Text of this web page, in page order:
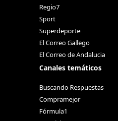
Regio7
Sport
Superdeporte
El Correo Gallego
El Correo de Andalucia
Canales temáticos
Buscando Respuestas
Compramejor
Fórmula1